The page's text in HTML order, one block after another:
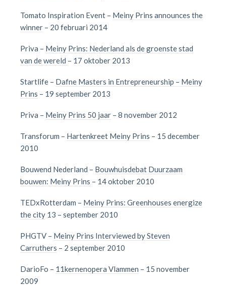
Tomato Inspiration Event – Meiny Prins announces the
winner – 20 februari 2014
Priva – Meiny Prins: Nederland als de groenste stad
van de wereld – 17 oktober 2013
Startlife – Dafne Masters in Entrepreneurship – Meiny
Prins – 19 september 2013
Priva – Meiny Prins 50 jaar – 8 november 2012
Transforum – Hartenkreet Meiny Prins – 15 december
2010
Bouwend Nederland – Bouwhuisdebat Duurzaam
bouwen: Meiny Prins – 14 oktober 2010
TEDxRotterdam – Meiny Prins: Greenhouses energize
the city 13 – september 2010
PHGTV – Meiny Prins Interviewed by Steven
Carruthers – 2 september 2010
DarioFo – 11kernenopera Vlammen – 15 november
2009